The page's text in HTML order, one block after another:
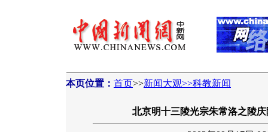
本页位置： 首页>>新闻大观>>科教新闻
北京明十三陵光宗朱常洛之陵